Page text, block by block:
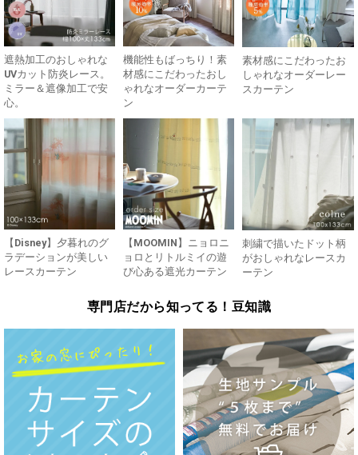
遮熱加工のおしゃれな
UVカット防炎レース。
ミラー＆遮像加工で安
心。
機能性もばっちり！素
材感にこだわったおし
ゃれなオーダーカーテ
ン
素材感にこだわったお
しゃれなオーダーレー
スカーテン
【Disney】夕暮れのグ
ラデーションが美しい
レースカーテン
【MOOMIN】ニョロニ
ョロとリトルミイの遊
び心ある遮光カーテン
刺繍で描いたドット柄
がおしゃれなレースカ
ーテン
専門店だから知ってる！豆知識